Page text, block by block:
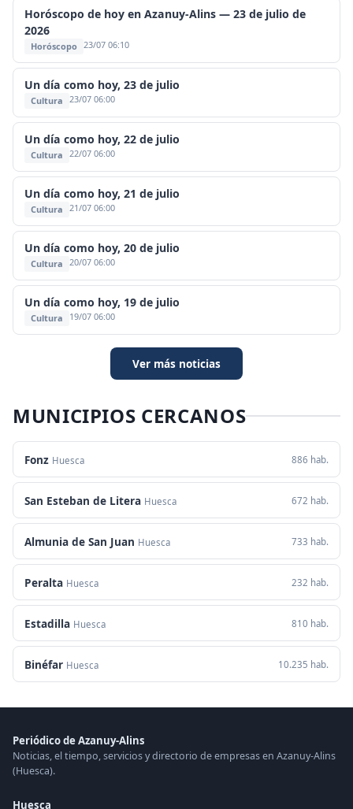
Horóscopo de hoy en Azanuy-Alins — 23 de julio de
2026
Horóscopo 23/07 06:10
Un día como hoy, 23 de julio
Cultura 23/07 06:00
Un día como hoy, 22 de julio
Cultura 22/07 06:00
Un día como hoy, 21 de julio
Cultura 21/07 06:00
Un día como hoy, 20 de julio
Cultura 20/07 06:00
Un día como hoy, 19 de julio
Cultura 19/07 06:00
Ver más noticias
MUNICIPIOS CERCANOS
Fonz Huesca 886 hab.
San Esteban de Litera Huesca 672 hab.
Almunia de San Juan Huesca 733 hab.
Peralta Huesca 232 hab.
Estadilla Huesca 810 hab.
Binéfar Huesca 10.235 hab.
Periódico de Azanuy-Alins
Noticias, el tiempo, servicios y directorio de empresas en Azanuy-Alins
(Huesca).
Huesca